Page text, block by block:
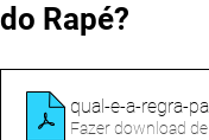
do Rapé?
qual-e-a-regra-
Fazer download de